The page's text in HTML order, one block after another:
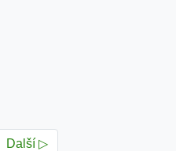
Další ▷